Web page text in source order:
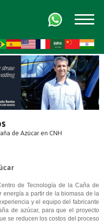
de Azúcar en CNH
de Tecnología de la Caña de
energía a partir de la biomasa de la
y el equipo del fabricante
de azúcar, para que el proyecto
se reducen los costos del proceso